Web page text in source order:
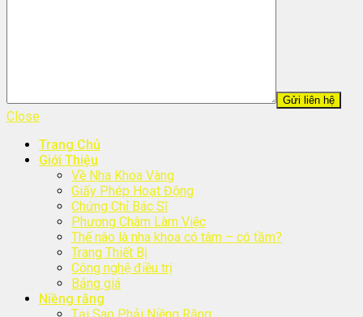
Close
Trang Chủ
Giới Thiệu
Về Nha Khoa Vàng
Giấy Phép Hoạt Động
Chứng Chỉ Bác Sĩ
Phương Châm Làm Việc
Thế nào là nha khoa có tâm – có tầm?
Trang Thiết Bị
Công nghệ điều trị
Bảng giá
Niềng răng